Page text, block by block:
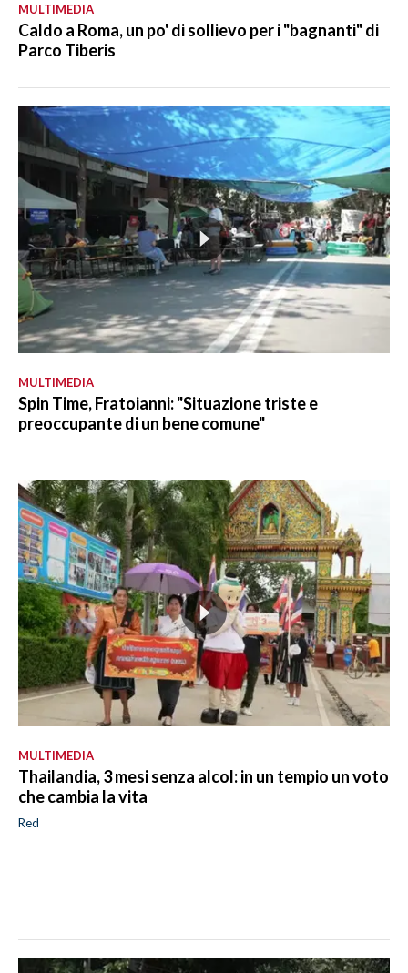
MULTIMEDIA
Caldo a Roma, un po' di sollievo per i "bagnanti" di
Parco Tiberis
MULTIMEDIA
Spin Time, Fratoianni: "Situazione triste e
preoccupante di un bene comune"
MULTIMEDIA
Thailandia, 3 mesi senza alcol: in un tempio un voto
che cambia la vita
Red